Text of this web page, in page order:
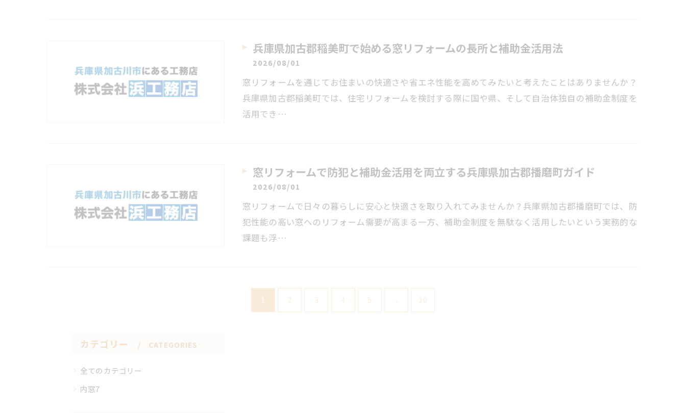
兵庫県加古郡稲美町で始める窓リフォームの長所と補助金活用法
2026/08/01
窓リフォームを通じてお住まいの快適さや省エネ性能を高めてみたいと考えたことはありませんか？
兵庫県加古郡稲美町では、住宅リフォームを検討する際に国や県、そして自治体独自の補助金制度を
活用でき…
窓リフォームで防犯と補助金活用を両立する兵庫県加古郡播磨町ガイド
2026/08/01
窓リフォームで日々の暮らしに安心と快適さを取り入れてみませんか？兵庫県加古郡播磨町では、防
犯性能の高い窓へのリフォーム需要が高まる一方、補助金制度を無駄なく活用したいという実務的な
課題も浮…
1 2 3 4 5 ... 10
カテゴリー CATEGORIES
全てのカテゴリー
内窓7